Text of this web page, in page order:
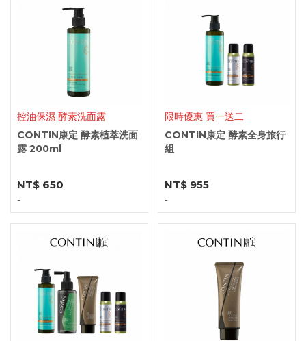
控油保濕 酵素洗面露
CONTIN康定 酵素植萃洗面
露 200ml
NT$ 650
-
限時優惠 買一送二
CONTIN康定 酵素全身旅行
組
NT$ 955
-